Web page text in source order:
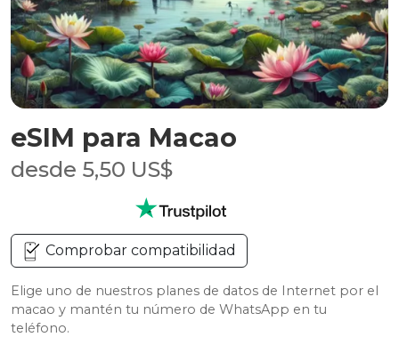
eSIM para Macao
desde 5,50 US$
Comprobar compatibilidad
Elige uno de nuestros planes de datos de Internet por el
macao y mantén tu número de WhatsApp en tu
teléfono.